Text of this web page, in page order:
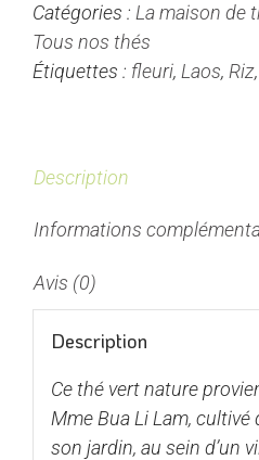
Dam
-
Thé
Nature
Catégories : La maison de
Tous nos thés
Étiquettes : fleuri, Laos, Riz,
Description
Informations
Avis (0)
Description
Ce thé vert nature
Mme Bua Li Lam,
son jardin, au sein d’un